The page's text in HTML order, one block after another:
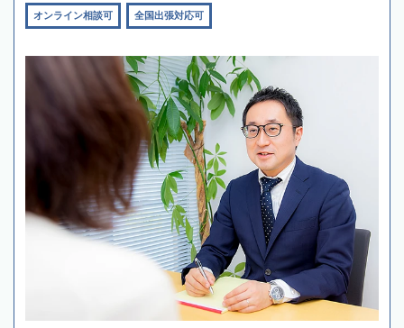
オンライン相談可 全国出張対応可